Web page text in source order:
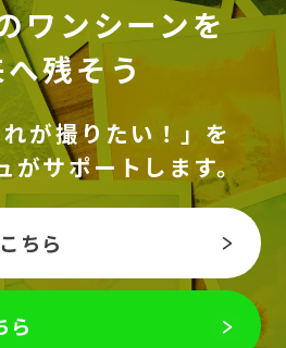
ワンシーンを
残そう
が撮りたい！」を
がサポートします。
ちら
ら